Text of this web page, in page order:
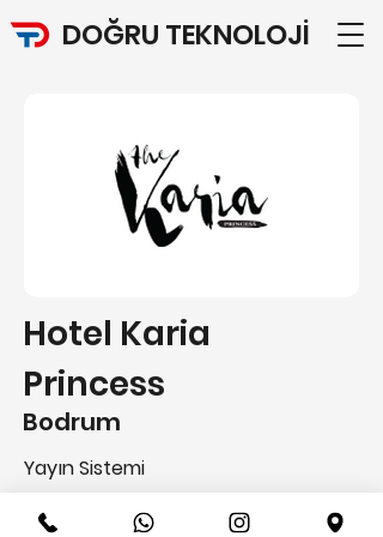
DOĞRU TEKNOLOJİ
Hotel Karia
Princess
Bodrum
Yayın Sistemi